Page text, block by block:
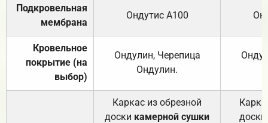
Подкровельная
мембрана
Ондутис А100
Кровельное
покрытие (на
выбор)
Ондулин, Черепица
Ондулин.
Каркас из обрезной
доски камерной сушки
доски